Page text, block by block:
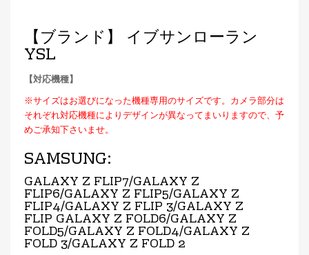
【ブランド】 イブサンローラン
YSL
【対応機種】
※サイズはお選びになった機種専用のサイズです。カメラ部分は
それぞれ対応機種によりデザインが異なってまいりますので、予
めご承知下さいませ。
SAMSUNG:
GALAXY Z FLIP7/GALAXY Z
FLIP6/GALAXY Z FLIP5/GALAXY Z
FLIP4/GALAXY Z FLIP 3/GALAXY Z
FLIP GALAXY Z FOLD6/GALAXY Z
FOLD5/GALAXY Z FOLD4/GALAXY Z
FOLD 3/GALAXY Z FOLD 2